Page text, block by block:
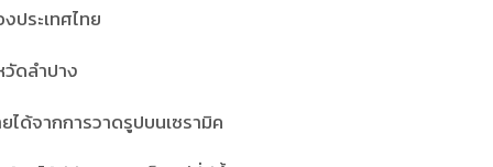
ประเทศไทย
ดลำปาง
ด้จากการวาดรูปบนเซรามิค